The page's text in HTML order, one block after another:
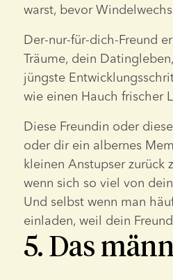
warst, bevor
Der-nur-für-dich-Freund
Träume, dein
jüngste
wie einen Hauch frischer
Diese Freundin oder
oder dir ein albernes
kleinen Anstupser zurück
wenn sich so viel von
Und selbst wenn man
einladen, weil dein
5. Das